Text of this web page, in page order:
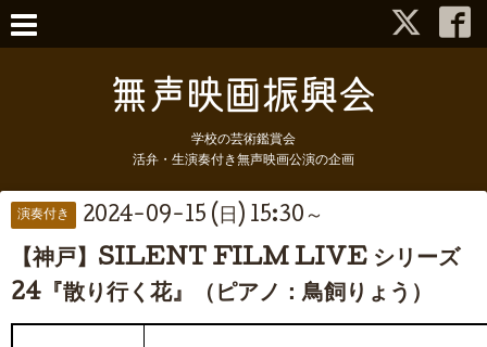
学校の芸術鑑賞会
活弁・生演奏付き無声映画公演の企画
演奏付き 2024-09-15 (日) 15:30～
【神戸】SILENT FILM LIVE シリーズ
24『散り行く花』（ピアノ：鳥飼りょう）